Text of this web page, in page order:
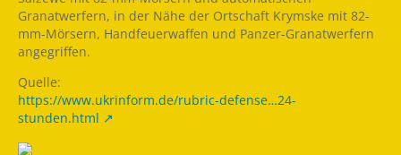
Granatwerfern, in der Nähe der Ortschaft Krymske mit 82-
mm-Mörsern, Handfeuerwaffen und Panzer-Granatwerfern
angegriffen.
Quelle:
https://www.ukrinform.de/rubric-defense…24-
stunden.html